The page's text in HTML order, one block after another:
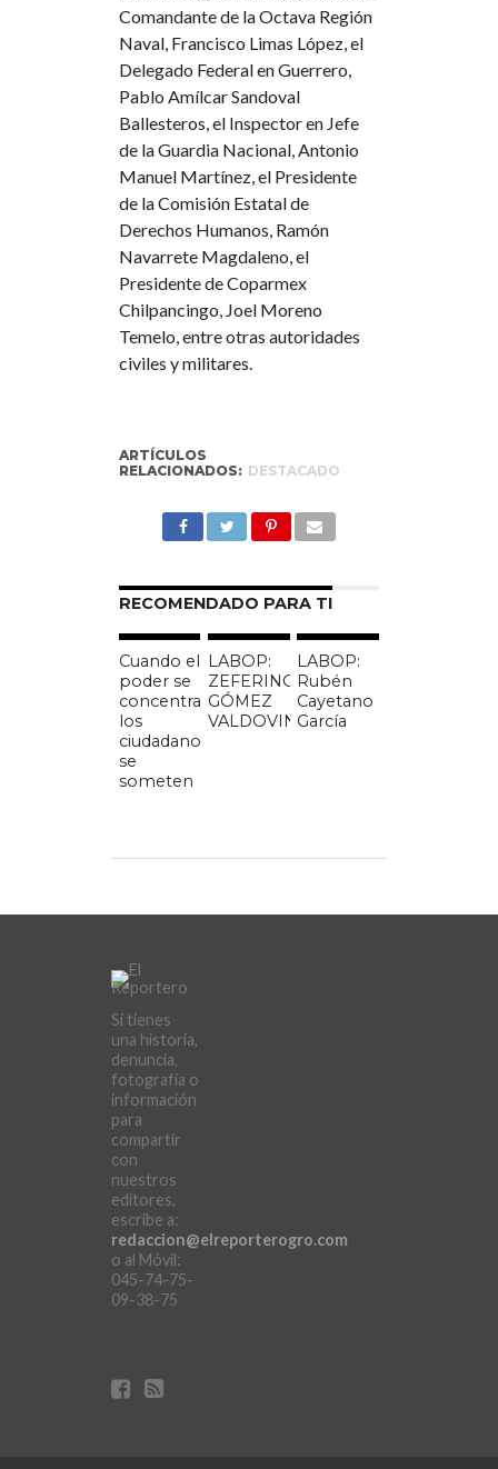
Comandante de la Octava Región
Naval, Francisco Limas López, el
Delegado Federal en Guerrero,
Pablo Amílcar Sandoval
Ballesteros, el Inspector en Jefe
de la Guardia Nacional, Antonio
Manuel Martínez, el Presidente
de la Comisión Estatal de
Derechos Humanos, Ramón
Navarrete Magdaleno, el
Presidente de Coparmex
Chilpancingo, Joel Moreno
Temelo, entre otras autoridades
civiles y militares.
ARTÍCULOS
RELACIONADOS: DESTACADO
RECOMENDADO PARA TI
Cuando el
poder se
concentra
los
ciudadanos
se
someten
LABOP:
ZEFERINO
GÓMEZ
VALDOVINOS
LABOP:
Rubén
Cayetano
García
Si tienes
una historia,
denuncia,
fotografía o
información
para
compartir
con
nuestros
editores,
escribe a:
redaccion@elreporterogro.com
o al Móvil:
045-74-75-
09-38-75